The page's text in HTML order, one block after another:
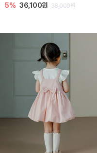
5% 36,100원 38,000원